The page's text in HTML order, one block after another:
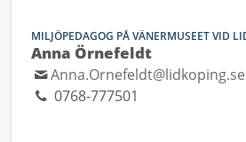
MILJÖPEDAGOG PÅ VÄNERMUSEET VID
Anna Örnefeldt
Anna.Ornefeldt@lidkoping.se
0768-777501